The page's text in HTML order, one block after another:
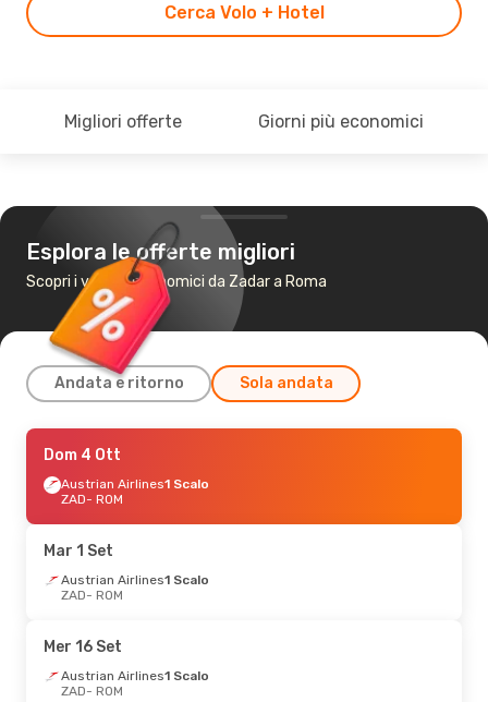
Cerca Volo + Hotel
Migliori offerte Giorni più economici
Esplora le offerte migliori
Scopri i voli più economici da Zadar a Roma
Andata e ritorno Sola andata
Gio 27 Ago
Austrian Airlines1 Scalo
ZAD- ROM
ROM- ZAD
Mar 15 Set- Gio 17 Set
1 Scalo
ROM- ZAD
Dom 4 Ott
Austrian Airlines1 Scalo
ZAD- ROM
Mar 1 Set
Austrian Airlines1 Scalo
ZAD- ROM
Mer 16 Set
Austrian Airlines1 Scalo
ZAD- ROM